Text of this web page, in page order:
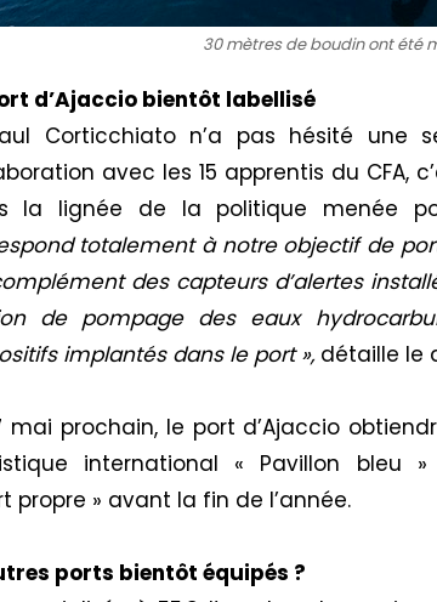
30 mètres de boudin ont été
d’Ajaccio bientôt labellisé
Corticchiaton’a pas hésité une
avec les 15 apprentis du CFA,
la lignée de la politique menée
totalement à notre objectif de
des capteurs d’alertes
de pompage des eaux
implantés dans le port»,détaille le
mai prochain, le port d’Ajaccio
international « Pavillon bleu »
propre » avant la fin de l’année.
ports bientôt équipés ?